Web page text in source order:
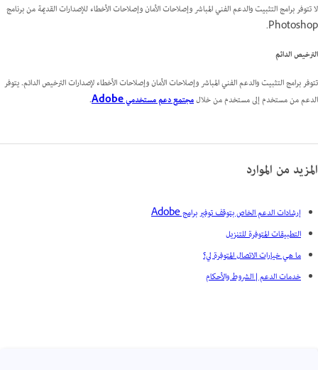
لا تتوفر برامج التثبيت والدعم الفني المباشر وإصلاحات الأمان وإصلاحات الأخطاء للإصدارات القديمة من برنامج
Photoshop.
الترخيص الدائم
تتوفر برامج التثبيت والدعم الفني المباشر وإصلاحات الأمان وإصلاحات الأخطاء لإصدارات الترخيص الدائم. يتوفر
الدعم من مستخدم إلى مستخدم من خلالمجتمع دعم مستخدمي Adobe .
المزيد من الموارد
إرشادات الدعم الخاص بتوقف توفير برامج Adobe
التطبيقات المتوفرة للتنزيل
ما هي خيارات الاتصال المتوفرة لي؟
خدمات الدعم | الشروط والأحكام